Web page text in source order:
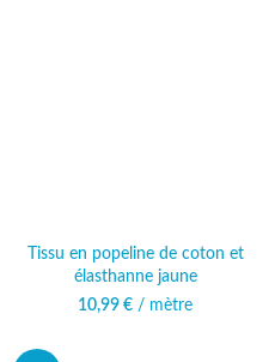
Tissu en popeline de coton et
élasthanne jaune
10,99 € / mètre